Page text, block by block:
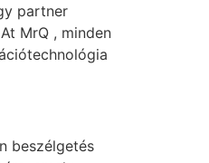
partner
MrQ , minden
beszélgetés